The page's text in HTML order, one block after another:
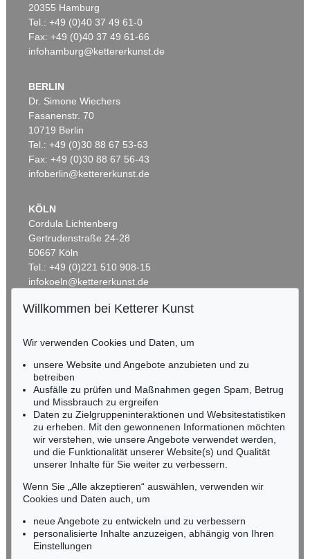
20355 Hamburg
Tel.: +49 (0)40 37 49 61-0
Fax: +49 (0)40 37 49 61-66
infohamburg@kettererkunst.de
BERLIN
Dr. Simone Wiechers
Fasanenstr. 70
10719 Berlin
Tel.: +49 (0)30 88 67 53-63
Fax: +49 (0)30 88 67 56-43
infoberlin@kettererkunst.de
KÖLN
Cordula Lichtenberg
Gertrudenstraße 24-28
50667 Köln
Tel.: +49 (0)221 510 908-15
infokoeln@kettererkunst.de
RHEINLAND-PFALZ
Miriam Heß
Tel.: +49 (0)62 21 58 80-038
Fax: +49 (0)62 21 58 80-595
infoheidelberg@kettererkunst.de
NORDDEUTSCHLAND
Nico Kassel, M.A.
Tel.: +49 (0)89 55244-164
Mobil: +49 (0)171 8618661
n.kassel@kettererkunst.de
Keine Auktion mehr verpassen!
Willkommen bei Ketterer Kunst
Wir verwenden Cookies und Daten, um
unsere Website und Angebote anzubieten und zu
betreiben
Ausfälle zu prüfen und Maßnahmen gegen Spam, Betrug
und Missbrauch zu ergreifen
Daten zu Zielgruppeninteraktionen und Websitestatistiken
zu erheben. Mit den gewonnenen Informationen möchten
wir verstehen, wie unsere Angebote verwendet werden,
und die Funktionalität unserer Website(s) und Qualität
unserer Inhalte für Sie weiter zu verbessern.
Wenn Sie „Alle akzeptieren“ auswählen, verwenden wir
Cookies und Daten auch, um
neue Angebote zu entwickeln und zu verbessern
personalisierte Inhalte anzuzeigen, abhängig von Ihren
Einstellungen